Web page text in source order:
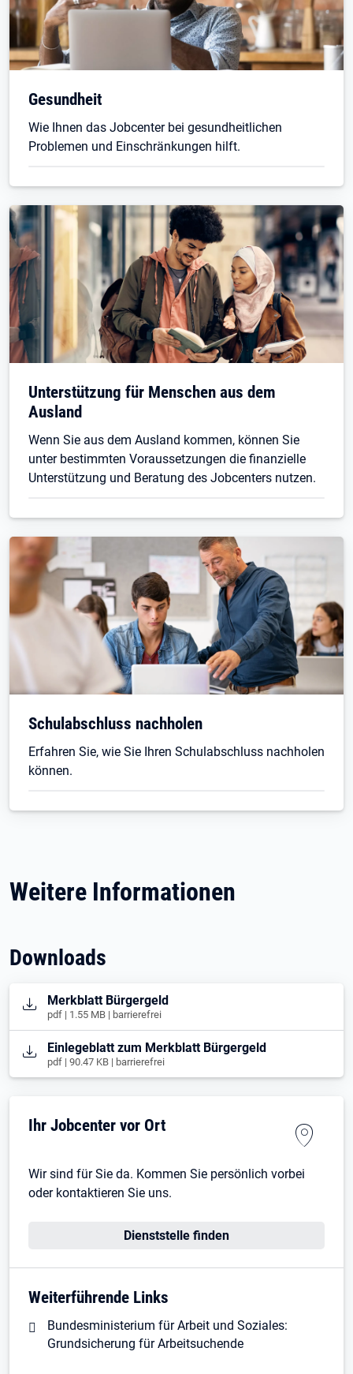
Gesundheit
Wie Ihnen das Jobcenter bei gesundheitlichen
Problemen und Einschränkungen hilft.
Unterstützung für Menschen aus dem
Ausland
Wenn Sie aus dem Ausland kommen, können Sie
unter bestimmten Voraussetzungen die finanzielle
Unterstützung und Beratung des Jobcenters nutzen.
Schulabschluss nachholen
Erfahren Sie, wie Sie Ihren Schulabschluss nachholen
können.
Weitere Informationen
Downloads
Öffnet in neuem Tab
Merkblatt Bürgergeld
pdf | 1.55 MB | barrierefrei
Öffnet in neuem Tab
Einlegeblatt zum Merkblatt Bürgergeld
pdf | 90.47 KB | barrierefrei
Ihr Jobcenter vor Ort
Wir sind für Sie da. Kommen Sie persönlich vorbei
oder kontaktieren Sie uns.
Dienststelle finden
Weiterführende Links
Bundesministerium für Arbeit und Soziales:
Grundsicherung für Arbeitsuchende